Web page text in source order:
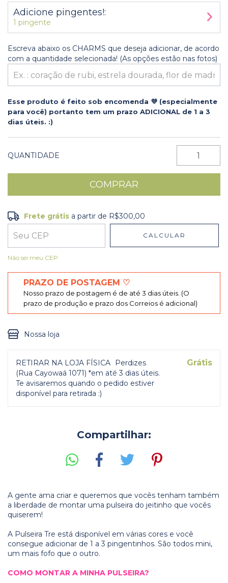
Adicione pingentes!:
1 pingente
Escreva abaixo os CHARMS que deseja adicionar, de acordo
com a quantidade selecionada! (As opções estão nas fotos)
Esse produto é feito sob encomenda 💜 (especialmente
para você) portanto tem um prazo ADICIONAL de 1 a 3
dias úteis. :)
QUANTIDADE
Frete grátis R$300,00
Entregas para o CEP:
Frete grátis a partir de R$300,00
CALCULAR
Não sei meu CEP
PRAZO DE POSTAGEM ♡
Nosso prazo de postagem é de até 3 dias úteis. (O
prazo de produção e prazo dos Correios é adicional)
Nossa loja
RETIRAR NA LOJA FÍSICA
Perdizes
(Rua Cayowaá 1071) *em até 3 dias úteis.
Te avisaremos quando o pedido estiver
disponível para retirada :)
Grátis
Compartilhar:
A gente ama criar e queremos que vocês tenham também
a liberdade de montar uma pulseira do jeitinho que vocês
quiserem!
A Pulseira Tre está disponível em várias cores e você
consegue adicionar de 1 a 3 pingentinhos. São todos mini,
um mais fofo que o outro.
COMO MONTAR A MINHA PULSEIRA?